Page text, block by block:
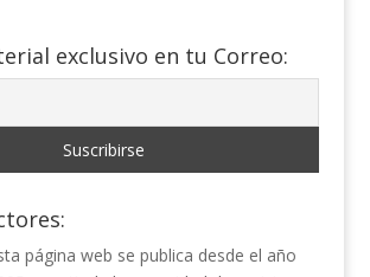
exclusivo en tu Correo:
página web se publica desde el año